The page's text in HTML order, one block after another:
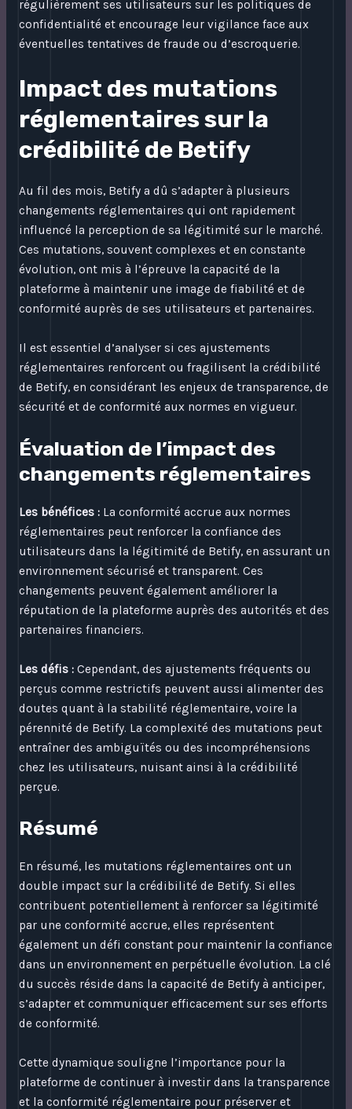
régulièrement ses utilisateurs sur les politiques de
confidentialité et encourage leur vigilance face aux
éventuelles tentatives de fraude ou d’escroquerie.
Impact des mutations
réglementaires sur la
crédibilité de Betify
Au fil des mois, Betify a dû s’adapter à plusieurs
changements réglementaires qui ont rapidement
influencé la perception de sa légitimité sur le marché.
Ces mutations, souvent complexes et en constante
évolution, ont mis à l’épreuve la capacité de la
plateforme à maintenir une image de fiabilité et de
conformité auprès de ses utilisateurs et partenaires.
Il est essentiel d’analyser si ces ajustements
réglementaires renforcent ou fragilisent la crédibilité
de Betify, en considérant les enjeux de transparence, de
sécurité et de conformité aux normes en vigueur.
Évaluation de l’impact des
changements réglementaires
Les bénéfices :La conformité accrue aux normes
réglementaires peut renforcer la confiance des
utilisateurs dans la légitimité de Betify, en assurant un
environnement sécurisé et transparent. Ces
changements peuvent également améliorer la
réputation de la plateforme auprès des autorités et des
partenaires financiers.
Les défis :Cependant, des ajustements fréquents ou
perçus comme restrictifs peuvent aussi alimenter des
doutes quant à la stabilité réglementaire, voire la
pérennité de Betify. La complexité des mutations peut
entraîner des ambiguïtés ou des incompréhensions
chez les utilisateurs, nuisant ainsi à la crédibilité
perçue.
Résumé
En résumé, les mutations réglementaires ont un
double impact sur la crédibilité de Betify. Si elles
contribuent potentiellement à renforcer sa légitimité
par une conformité accrue, elles représentent
également un défi constant pour maintenir la confiance
dans un environnement en perpétuelle évolution. La clé
du succès réside dans la capacité de Betify à anticiper,
s’adapter et communiquer efficacement sur ses efforts
de conformité.
Cette dynamique souligne l’importance pour la
plateforme de continuer à investir dans la transparence
et la conformité réglementaire pour préserver et